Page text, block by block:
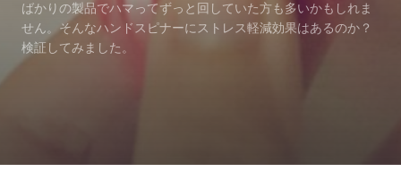
ばかりの製品でハマってずっと回していた方も多いかもしれま
せん。そんなハンドスピナーにストレス軽減効果はあるのか？
検証してみました。